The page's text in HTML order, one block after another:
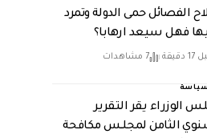
الفصائل حمى الدولة وتمرد
فهل سيعد ارهابا؟
دقيقة 7 مشاهدات
سياسة
الوزراء يقر التقرير
الثامن لمجلـس مكافحة